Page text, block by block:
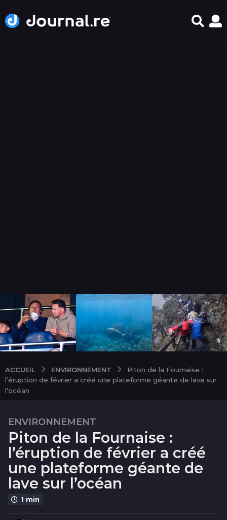
ACCUEIL ENVIRONNEMENT
Piton de la Fournaise :
l’éruption de février a créé une plateforme géante de lave sur
l’océan
3
m
o
i
s
3
m
ENVIRONNEMENT
Piton de la Fournaise :
l’éruption de février a créé
une plateforme géante de
lave sur l’océan
1 min